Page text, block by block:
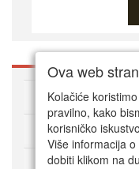
O DVD Zoni
Kako kupovati
Korisnički servis
Ova web
Kolačiće
pravilno, kako
korisničko
Više informacija
dobiti klikom na